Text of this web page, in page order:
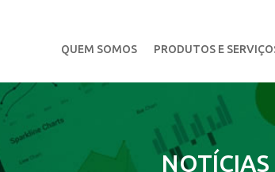
QUEM SOMOS PRODUTOS E
NOTÍCIAS